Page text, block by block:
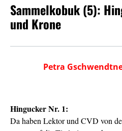
Sammelkobuk (5):
und Krone
Petra
Hingucker Nr. 1:
Da haben Lektor und CVD von